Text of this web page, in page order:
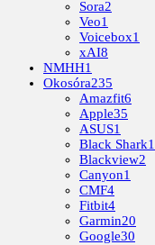
Sora2
Veo1
Voicebox1
xAI8
NMHH1
Okosóra235
Amazfit6
Apple35
ASUS1
Black Shark1
Blackview2
Canyon1
CMF4
Fitbit4
Garmin20
Google30